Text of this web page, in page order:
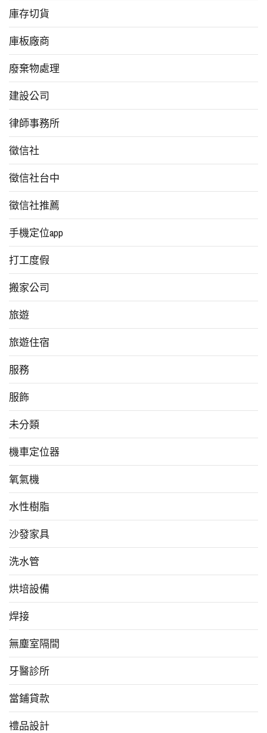
庫存切貨
庫板廠商
廢棄物處理
建設公司
律師事務所
徵信社
徵信社台中
徵信社推薦
手機定位app
打工度假
搬家公司
旅遊
旅遊住宿
服務
服飾
未分類
機車定位器
氧氣機
水性樹脂
沙發家具
洗水管
烘培設備
焊接
無塵室隔間
牙醫診所
當鋪貸款
禮品設計